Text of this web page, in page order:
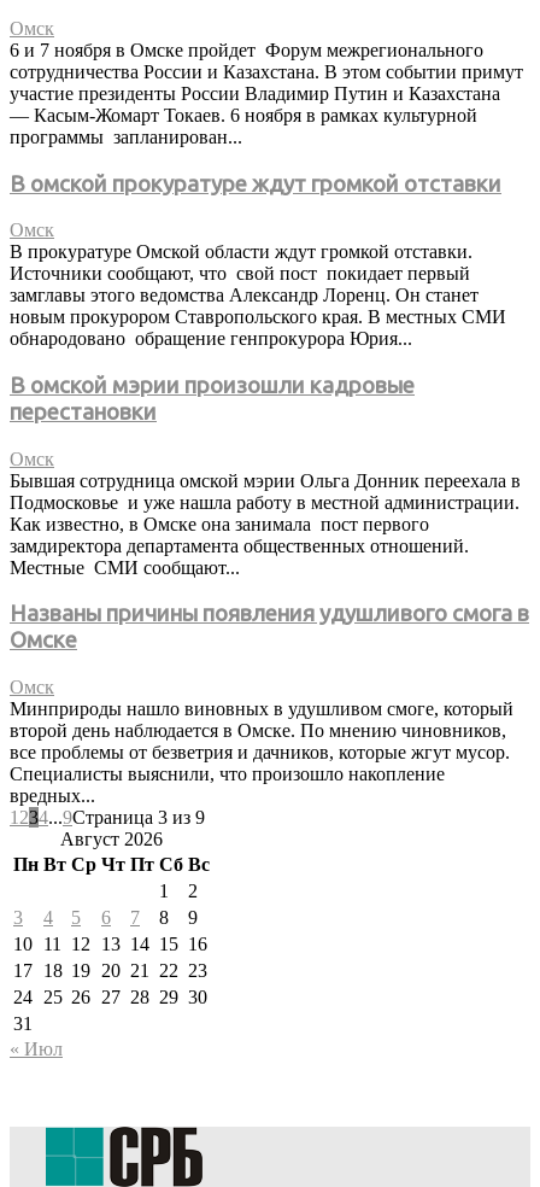
Омск
6 и 7 ноября в Омске пройдет Форум межрегионального
сотрудничества России и Казахстана. В этом событии примут
участие президенты России Владимир Путин и Казахстана
— Касым-Жомарт Токаев. 6 ноября в рамках культурной
программы запланирован...
В омской прокуратуре ждут громкой отставки
Омск
В прокуратуре Омской области ждут громкой отставки.
Источники сообщают, что свой пост покидает первый
замглавы этого ведомства Александр Лоренц. Он станет
новым прокурором Ставропольского края. В местных СМИ
обнародовано обращение генпрокурора Юрия...
В омской мэрии произошли кадровые
перестановки
Омск
Бывшая сотрудница омской мэрии Ольга Донник переехала в
Подмосковье и уже нашла работу в местной администрации.
Как известно, в Омске она занимала пост первого
замдиректора департамента общественных отношений.
Местные СМИ сообщают...
Названы причины появления удушливого смога в
Омске
Омск
Минприроды нашло виновных в удушливом смоге, который
второй день наблюдается в Омске. По мнению чиновников,
все проблемы от безветрия и дачников, которые жгут мусор.
Специалисты выяснили, что произошло накопление
вредных...
1 234...9Страница 3 из 9
Август 2026
Пн Вт Ср Чт Пт Сб Вс
1
2
3
4 5 6 7 8
9
10 11 12 13 14 15 16
17 18 19 20 21 22 23
24 25 26 27 28 29 30
31
« Июл